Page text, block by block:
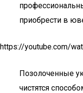
приобрести в
https://youtube.com/
Позолоченные
чистятся